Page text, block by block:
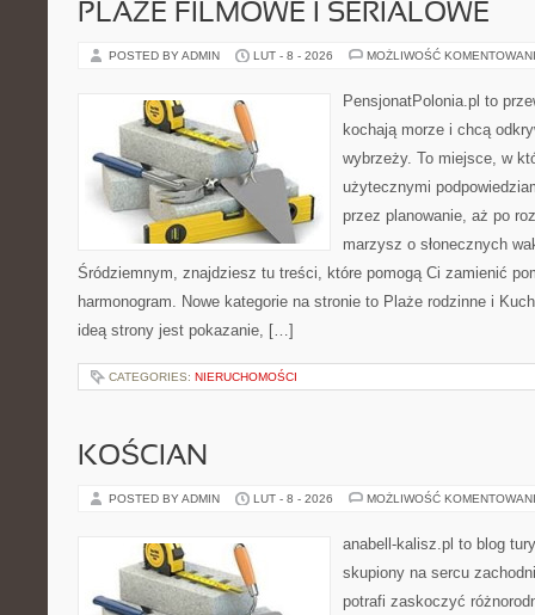
PLAŻE FILMOWE I SERIALOWE
POSTED BY ADMIN LUT - 8 - 2026 MOŻLIWOŚĆ
PensjonatPolonia.pl to
kochają morze i chcą
wybrzeży. To miejsce, w
użytecznymi
przez planowanie, aż po
marzysz o słonecznych
Śródziemnym, znajdziesz tu treści, które pomogą Ci zamienić
harmonogram. Nowe kategorie na stronie to Plaże rodzinne i
ideą strony jest pokazanie, […]
CATEGORIES: NIERUCHOMOŚCI
KOŚCIAN
POSTED BY ADMIN LUT - 8 - 2026 MOŻLIWOŚĆ
anabell-kalisz.pl to blog
skupiony na sercu
potrafi zaskoczyć